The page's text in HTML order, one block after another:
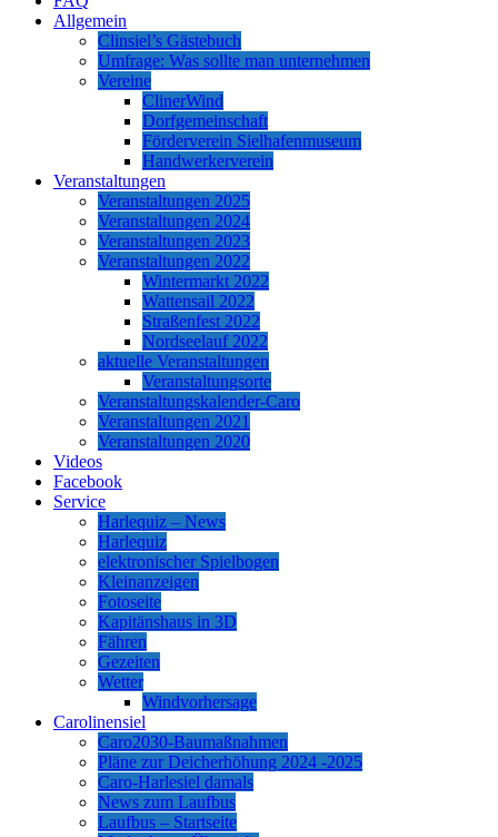
Allgemein
Clinsiel’s Gästebuch
Umfrage: Was sollte man unternehmen
Vereine
ClinerWind
Dorfgemeinschaft
Förderverein Sielhafenmuseum
Handwerkerverein
Veranstaltungen
Veranstaltungen 2025
Veranstaltungen 2024
Veranstaltungen 2023
Veranstaltungen 2022
Wintermarkt 2022
Wattensail 2022
Straßenfest 2022
Nordseelauf 2022
aktuelle Veranstaltungen
Veranstaltungsorte
Veranstaltungskalender-Caro
Veranstaltungen 2021
Veranstaltungen 2020
Videos
Facebook
Service
Harlequiz – News
Harlequiz
elektronischer Spielbogen
Kleinanzeigen
Fotoseite
Kapitänshaus in 3D
Fähren
Gezeiten
Wetter
Windvorhersage
Carolinensiel
Caro2030-Baumaßnahmen
Pläne zur Deicherhöhung 2024 -2025
Caro-Harlesiel damals
News zum Laufbus
Laufbus – Startseite